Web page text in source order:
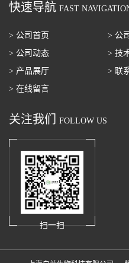
快速导航 FAST
> 公司首页
> 公
> 公司动态
> 技
> 产品展厅
> 联
> 在线留言
关注我们 FOLLOW US
扫一扫